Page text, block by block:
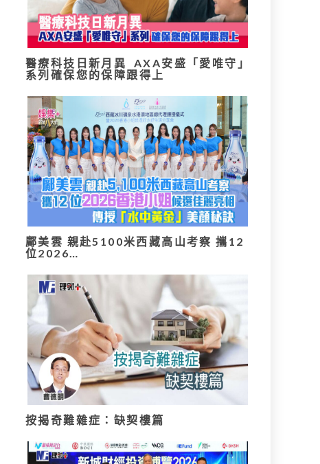
醫療科技日新月異 AXA安盛「愛唯守」
系列確保您的保障跟得上
鄺美雲 親赴5100米西藏高山考察 攜12
位2026…
按揭奇難雜症：缺契樓篇